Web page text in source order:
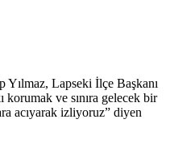
Lapseki İlçe Başkanı
ve sınıra gelecek bir
acıyarak izliyoruz” diyen